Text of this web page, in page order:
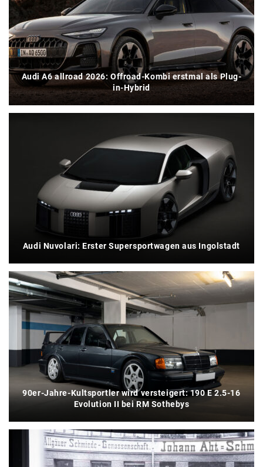
Audi A6 allroad 2026: Offroad-Kombi erstmal als Plug-
in-Hybrid
Audi Nuvolari: Erster Supersportwagen aus Ingolstadt
90er-Jahre-Kultsportler wird versteigert: 190 E 2.5-16
Evolution II bei RM Sothebys